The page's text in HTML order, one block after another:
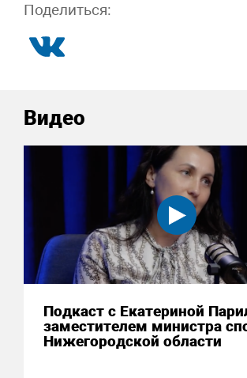
Поделиться:
Видео
Подкаст с Екатериной
заместителем министра
Нижегородской области